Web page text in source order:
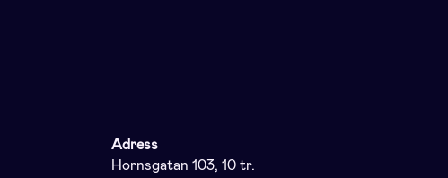
Adress
Hornsgatan 103, 10 tr.